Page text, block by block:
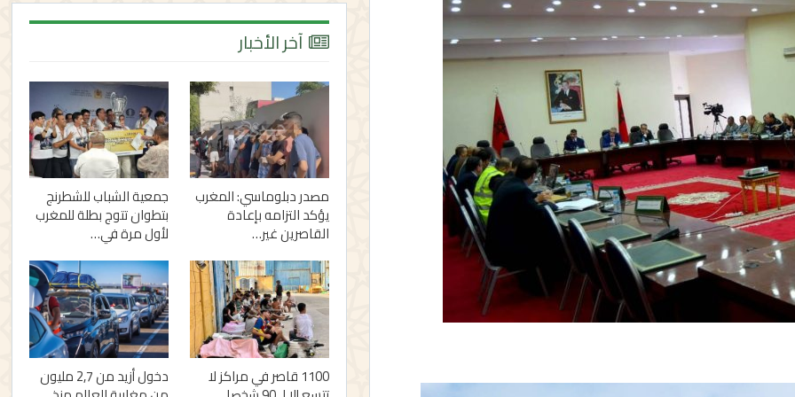
آخر الأخبار
مصدر دبلوماسي: المغرب
يؤكد التزامه بإعادة
القاصرين غير…
جمعية الشباب للشطرنج
بتطوان تتوج بطلة للمغرب
لأول مرة في…
1100 قاصر في مراكز لا دخول أزيد من 2,7 مليون